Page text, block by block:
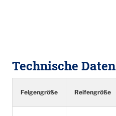
Technische Daten
Felgengröße Reifengröße